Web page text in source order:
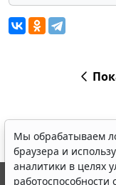
Мы обрабатываем
браузера и
аналитики в целях
работоспособности